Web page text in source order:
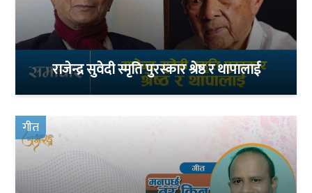
राजेन्द्र सुवेदी स्मृति पुरस्कार श्रेष्ठ र थापालाई
गीत